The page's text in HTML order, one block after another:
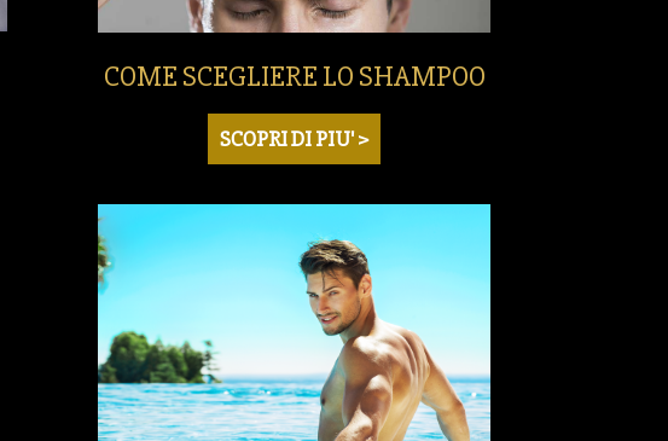
COME SCEGLIERE LO SHAMPOO
SCOPRI DI PIU' >